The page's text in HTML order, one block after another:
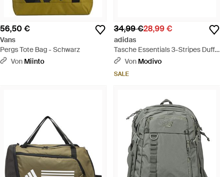
56,50 €
Vans
Pergs Tote Bag - Schwarz
Von Miinto
34,99 €28,99 €
adidas
Tasche Essentials 3-Stripes Duffel
Bag Small Iz1907 - Grün
Von Modivo
SALE